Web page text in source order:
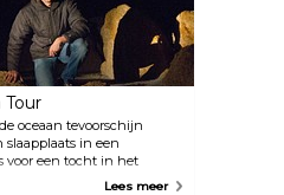
oceaan tevoorschijn
in een
voor een tocht in het
door de lokaleLees meer